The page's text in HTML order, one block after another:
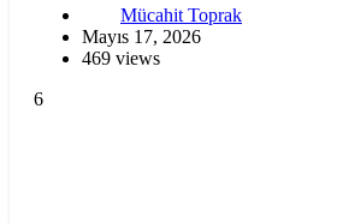
Mücahit Toprak
Mayıs 17, 2026
469 views
6